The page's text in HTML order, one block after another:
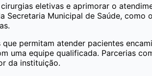
eletivas e aprimorar o
Secretaria Municipal de Saúde, como
permitam atender pacientes
uma equipe qualificada. Parcerias
da instituição.